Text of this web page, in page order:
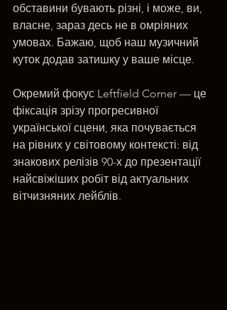
обставини бувають різні, і може, ви,
власне, зараз десь не в омріяних
умовах. Бажаю, щоб наш музичний
куток додав затишку у ваше місце.
Окремий фокус Leftfield Corner — це
фіксація зрізу прогресивної
української сцени, яка почувається
на рівних у світовому контексті: від
знакових релізів 90-х до презентації
найсвіжіших робіт від актуальних
вітчизняних лейблів.